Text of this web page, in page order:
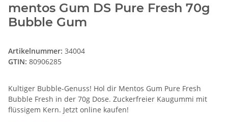
mentos Gum DS Pure Fresh 70g
Bubble Gum
Artikelnummer: 34004
GTIN: 80906285
Kultiger Bubble-Genuss! Hol dir Mentos Gum Pure Fresh
Bubble Fresh in der 70g Dose. Zuckerfreier Kaugummi mit
flüssigem Kern. Jetzt online kaufen!